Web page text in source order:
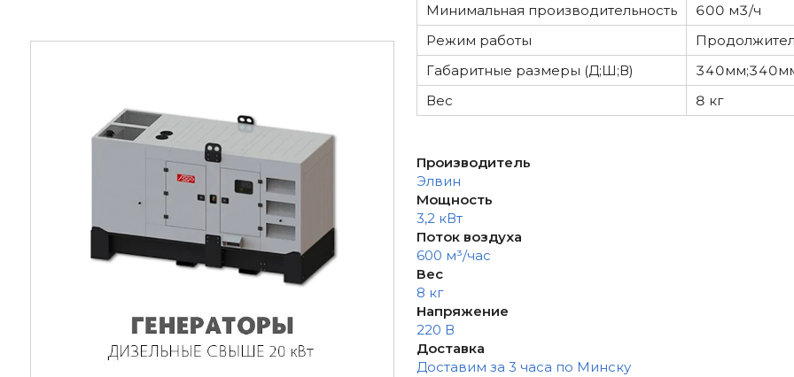
Минимальная производительность
600 м3/ч
Режим работы
Габаритные размеры (Д;Ш;В)
Вес
8 кг
Производитель
Элвин
Мощность
3,2 кВт
Поток воздуха
600 м³/час
Вес
8 кг
Напряжение
220 В
Доставка
Доставим за 3 часа по Минску